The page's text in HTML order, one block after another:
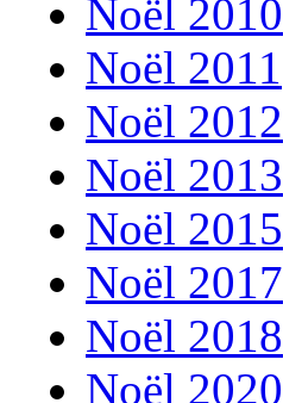
Noël 2010
Noël 2011
Noël 2012
Noël 2013
Noël 2015
Noël 2017
Noël 2018
Noël 2020